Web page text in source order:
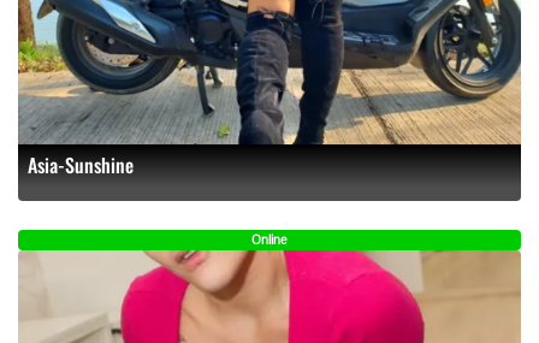
Asia-Sunshine
Online